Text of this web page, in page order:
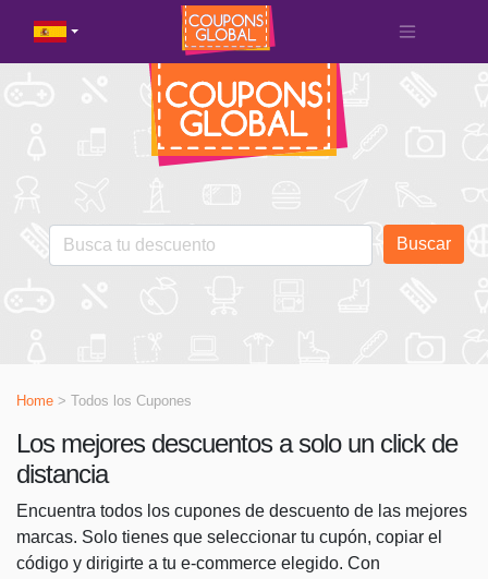
Buscar
Home > Todos los Cupones
Los mejores descuentos a solo un click de
distancia
Encuentra todos los cupones de descuento de las mejores
marcas. Solo tienes que seleccionar tu cupón, copiar el
código y dirigirte a tu e-commerce elegido. Con